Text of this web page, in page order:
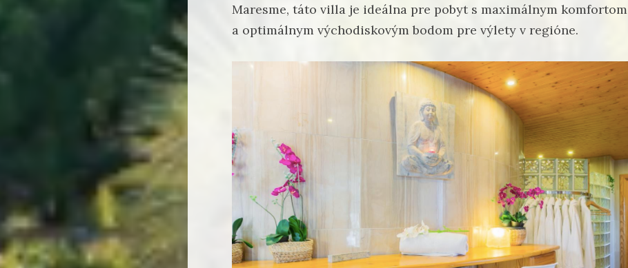
Maresme, táto villa je ideálna pre pobyt s maximálnym komfortom
a optimálnym východiskovým bodom pre výlety v regióne.